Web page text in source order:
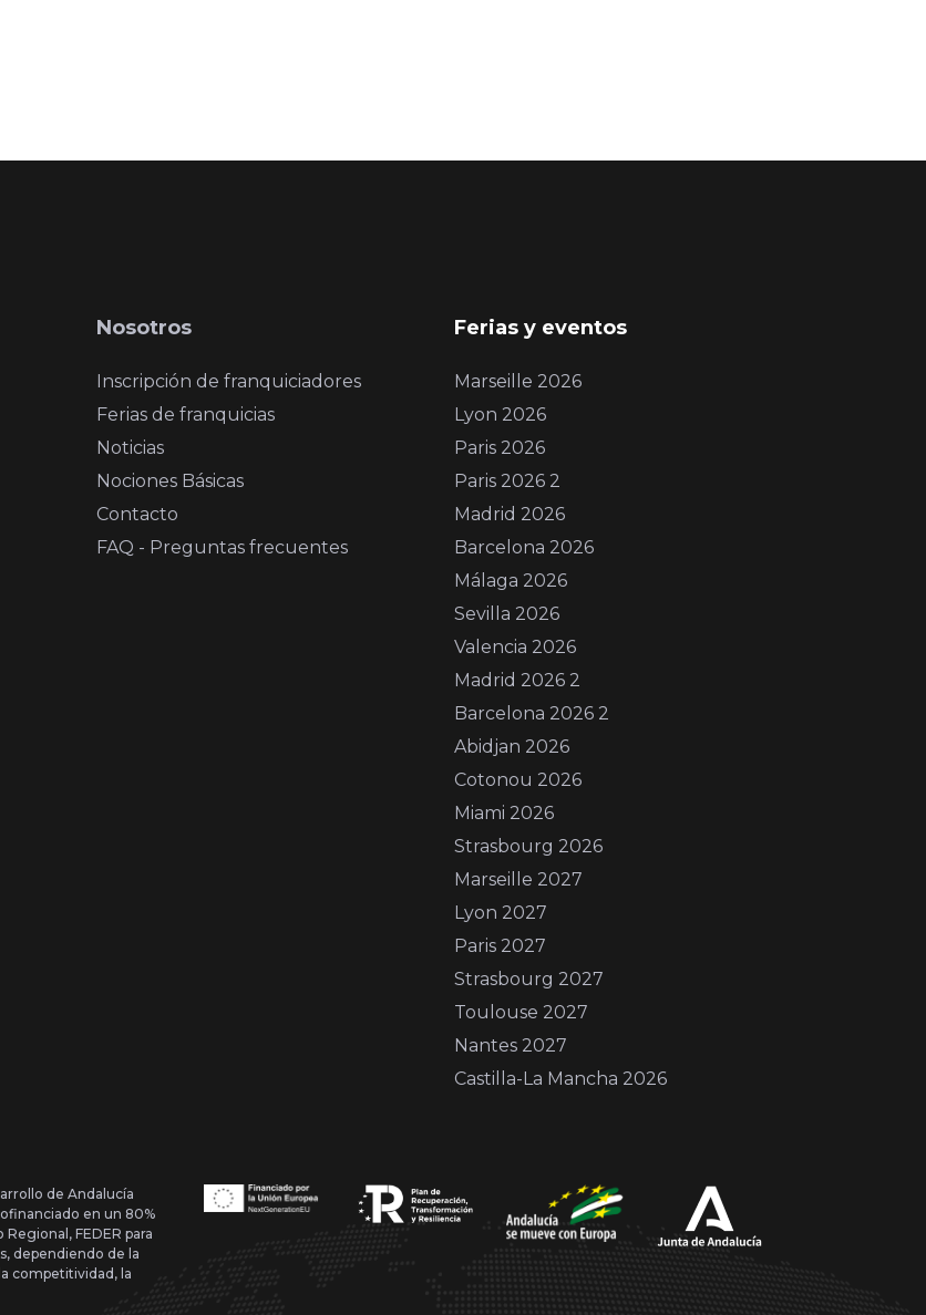
Nosotros
Inscripción de franquiciadores
Ferias de franquicias
Noticias
Nociones Básicas
Contacto
FAQ - Preguntas frecuentes
Ferias y eventos
Marseille 2026
Lyon 2026
Paris 2026
Paris 2026 2
Madrid 2026
Barcelona 2026
Málaga 2026
Sevilla 2026
Valencia 2026
Madrid 2026 2
Barcelona 2026 2
Abidjan 2026
Cotonou 2026
Miami 2026
Strasbourg 2026
Marseille 2027
Lyon 2027
Paris 2027
Strasbourg 2027
Toulouse 2027
Nantes 2027
Castilla-La Mancha 2026
de Andalucía
en un 80%
FEDER para
dependiendo de la
competitividad, la